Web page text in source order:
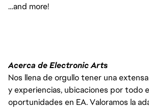
…and more!
Acerca de Electronic Arts
Nos llena de orgullo tener una
y experiencias, ubicaciones por todo
oportunidades en EA. Valoramos la